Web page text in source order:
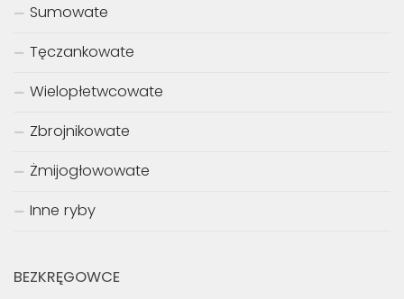
Sumowate
Tęczankowate
Wielopłetwcowate
Zbrojnikowate
Żmijogłowowate
Inne ryby
BEZKRĘGOWCE